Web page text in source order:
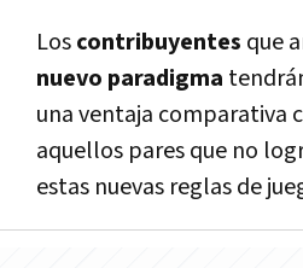
Loscontribuyentes que
nuevo paradigma
una ventaja comparativa
aquellos pares que no
estas nuevas reglas de